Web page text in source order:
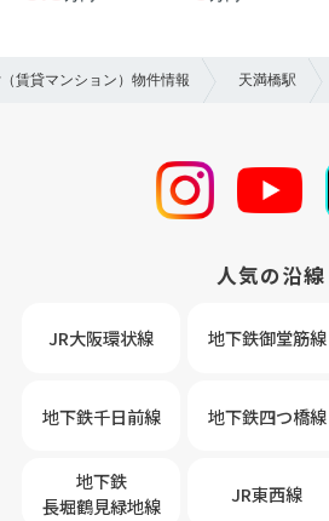
賃貸マンション）物件情報 天満橋駅
人気の沿線
JR大阪環状線 地下鉄御堂筋線
地下鉄千日前線 地下鉄四つ橋線
地下鉄
長堀鶴見緑地線
JR東西線